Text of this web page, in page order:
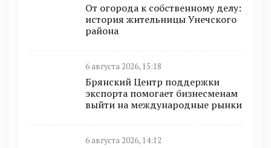
От огорода к собственному делу:
история жительницы Унечского
района
6 августа 2026, 15:18
Брянский Центр поддержки
экспорта помогает бизнесменам
выйти на международные рынки
6 августа 2026, 14:12